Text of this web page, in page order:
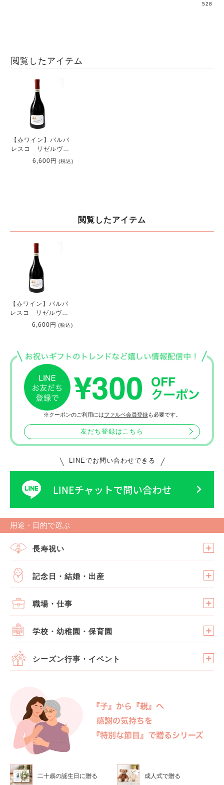
528円
閲覧したアイテム
【赤ワイン】バルバ
レスコ リゼルヴァ
6,600円 (税込)
閲覧したアイテム
【赤ワイン】バルバ
レスコ リゼルヴァ
6,600円 (税込)
※クーポンのご利用にはファルベ会員登録も必要です。
友だち登録はこちら
LINEでお問い合わせできる
用途・目的で選ぶ
長寿祝い
記念日・結婚・出産
職場・仕事
学校・幼稚園・保育園
シーズン行事・イベント
二十歳の誕生日に贈る 成人式で贈る